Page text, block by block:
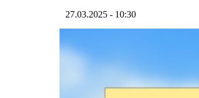
27.03.2025 - 10:30